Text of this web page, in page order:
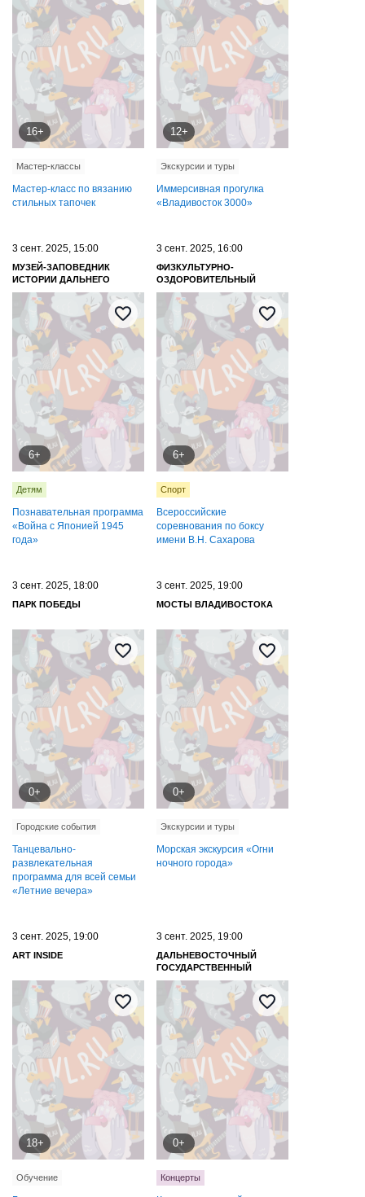
16+
Мастер-классы
Мастер-класс по вязанию
стильных тапочек
12+
Экскурсии и туры
Иммерсивная прогулка
«Владивосток 3000»
3 сент. 2025, 15:00
МУЗЕЙ-ЗАПОВЕДНИК
ИСТОРИИ ДАЛЬНЕГО
ВОСТОКА ИМЕНИ В. К.
АРСЕНЬЕВА
6+
Детям
Познавательная программа
«Война с Японией 1945
года»
3 сент. 2025, 16:00
ФИЗКУЛЬТУРНО-
ОЗДОРОВИТЕЛЬНЫЙ
КОМПЛЕКС ДВФУ
6+
Спорт
Всероссийские
соревнования по боксу
имени В.Н. Сахарова
3 сент. 2025, 18:00
ПАРК ПОБЕДЫ
0+
Городские события
Танцевально-
развлекательная
программа для всей семьи
«Летние вечера»
3 сент. 2025, 19:00
МОСТЫ ВЛАДИВОСТОКА
0+
Экскурсии и туры
Морская экскурсия «Огни
ночного города»
3 сент. 2025, 19:00
ART INSIDE
18+
Обучение
3 сент. 2025, 19:00
ДАЛЬНЕВОСТОЧНЫЙ
ГОСУДАРСТВЕННЫЙ
ИНСТИТУТ ИСКУССТВ
0+
Концерты